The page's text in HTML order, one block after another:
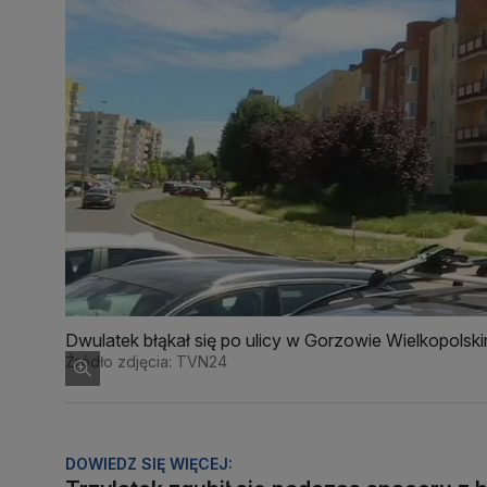
Dwulatek błąkał się po ulicy w Gorzowie
Źródło zdjęcia: TVN24
DOWIEDZ SIĘ WIĘCEJ: